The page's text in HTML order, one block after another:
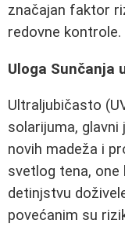
značajan faktor
redovne kontrole.
Uloga Sunčanja
Ultraljubičasto
solarijuma,
novih madeža i
svetlog tena, one
detinjstvu
povećanim su